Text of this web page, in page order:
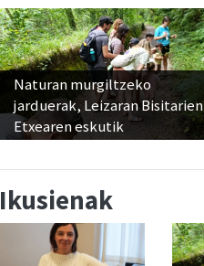
Naturan murgiltzeko
jarduerak, Leizaran Bisitarien
Etxearen eskutik
Ikusienak